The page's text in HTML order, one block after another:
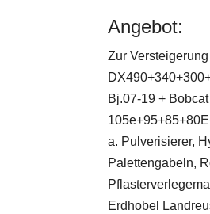
Angebot:
Zur
Bj.07-19 +
a. Pulverisierer,
Palettengabeln,
Erdhobel